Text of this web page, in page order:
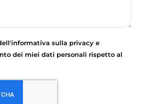
sulla privacy e
dei miei dati personali rispetto al